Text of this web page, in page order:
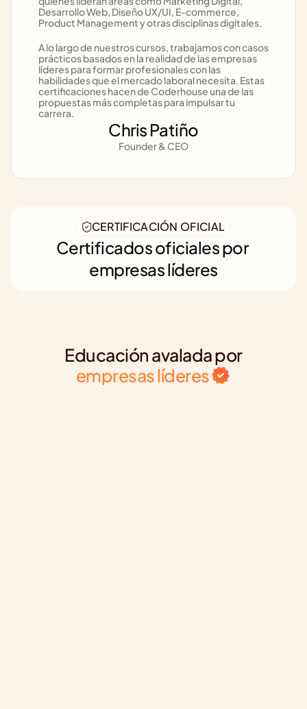
Desarrollo Web, Diseño UX/UI, E-commerce,
Product Management y otras disciplinas digitales.
A lo largo de nuestros cursos, trabajamos con casos
prácticos basados en la realidad de las empresas
líderes para formar profesionales con las
habilidades que el mercado laboral necesita. Estas
certificaciones hacen de Coderhouse una de las
propuestas más completas para impulsar tu
carrera.
Chris Patiño
Founder & CEO
CERTIFICACIÓN OFICIAL
Certificados oficiales por
empresas líderes
Educación avalada por
empresas líderes